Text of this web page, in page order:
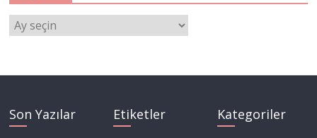
Arşivler
Son Yazılar Etiketler Kategoriler